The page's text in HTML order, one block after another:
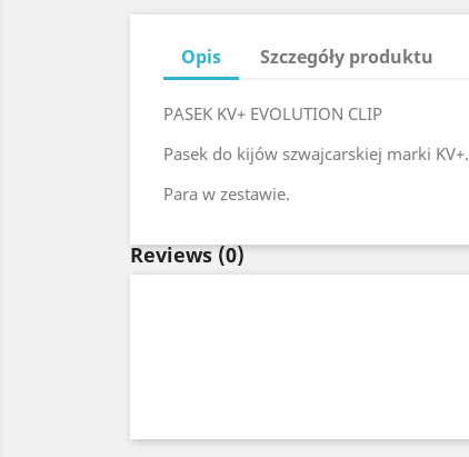
Opis Szczegóły produktu
PASEK KV+ EVOLUTION CLIP
Pasek do kijów szwajcarskiej marki KV+.
Para w zestawie.
Reviews(0)